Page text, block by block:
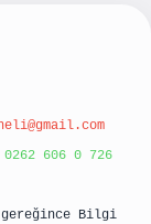
0262 606 0 726
gereğince Bilgi